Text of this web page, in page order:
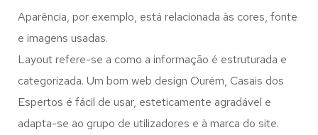
Aparência, por exemplo, está relacionada às cores, fonte
e imagens usadas.
Layout refere-se a como a informação é estruturada e
categorizada. Um bom web design Ourém, Casais dos
Espertos é fácil de usar, esteticamente agradável e
adapta-se ao grupo de utilizadores e à marca do site.